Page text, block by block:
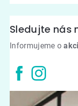
Sledujte nás
Informujeme o